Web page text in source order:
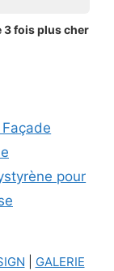
3 fois plus cher
pour
GALERIE